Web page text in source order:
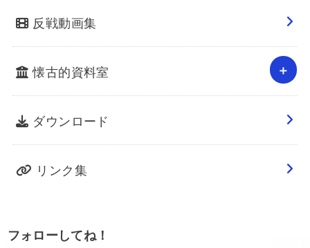
反戦動画集
懐古的資料室
ダウンロード
リンク集
フォローしてね！